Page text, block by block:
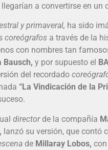
llegarían a convertirse en un
y primaveral, ha sido
coreógrafos a través de la
con nombres tan
Bausch, y por supuesto el
del recordado
“La Vindicación de la
directorde la compañía
lanzó su versión, que contó
de Millaray Lobos, con